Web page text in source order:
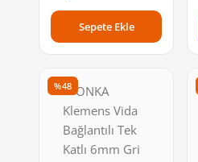
Sepete Ekle
%48